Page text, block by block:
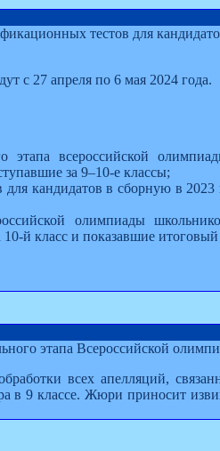
тестов для
с 27 апреля по 6 мая 2024 года.
этапа всероссийской
за 9–10-е классы;
кандидатов в сборную в 2023
олимпиады
й класс и показавшие итоговый
этапа Всероссийской
всех апелляций,
в 9 классе. Жюри приносит